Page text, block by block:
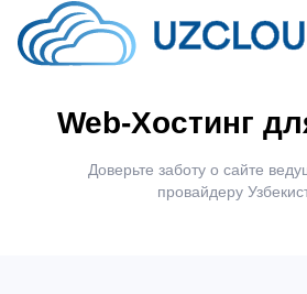
Web-Хостинг
Доверьте заботу о сайте
провайдеру